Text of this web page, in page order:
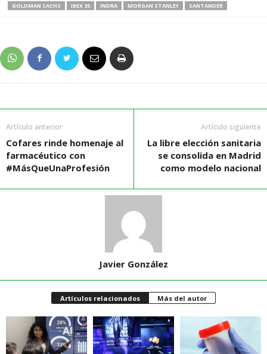
GOLDMAN SACHS
IBEX 35 INDRA MORGAN STANLEY SANTANDER
Artículo anterior
Cofares rinde homenaje al
farmacéutico con
#MásQueUnaProfesión
Artículo siguiente
La libre elección sanitaria
se consolida en Madrid
como modelo nacional
Javier González
Artículos relacionados Más del autor